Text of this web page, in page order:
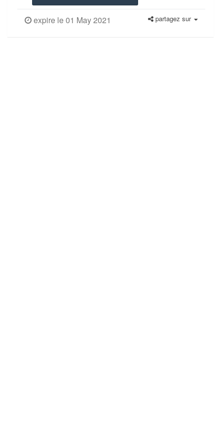
expire le 01 May 2021 partagez sur